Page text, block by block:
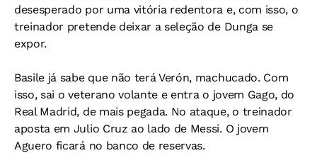
desesperado por uma vitória redentora e, com isso, o
treinador pretende deixar a seleção de Dunga se
expor.
Basile já sabe que não terá Verón, machucado. Com
isso, sai o veterano volante e entra o jovem Gago, do
Real Madrid, de mais pegada. No ataque, o treinador
aposta em Julio Cruz ao lado de Messi. O jovem
Aguero ficará no banco de reservas.